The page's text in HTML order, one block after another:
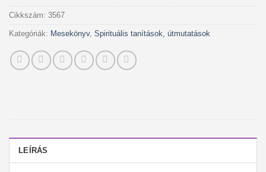
Cikkszám: 3567
Kategóriák: Mesekönyv, Spirituális tanítások, útmutatások
LEÍRÁS